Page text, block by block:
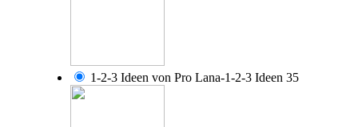
1-2-3 Ideen von Pro Lana-1-2-3 Ideen 35